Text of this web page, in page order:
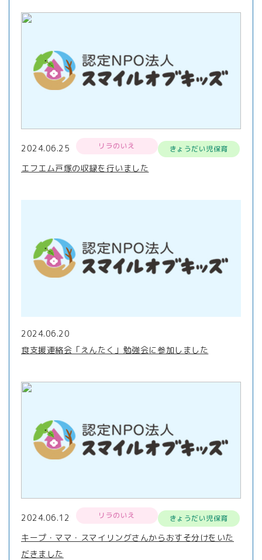
2024.06.25 リラのいえ きょうだい児保育
エフエム戸塚の収録を行いました
2024.06.20
食支援連絡会「えんたく」勉強会に参加しました
2024.06.12 リラのいえ きょうだい児保育
キープ・ママ・スマイリングさんからおすそ分けをいた
だきました